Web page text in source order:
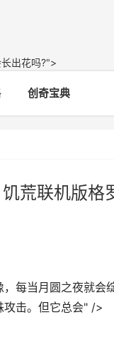
出花吗?">
创奇宝典
荒联机版
每当月圆之夜就
攻击。但它总会" />